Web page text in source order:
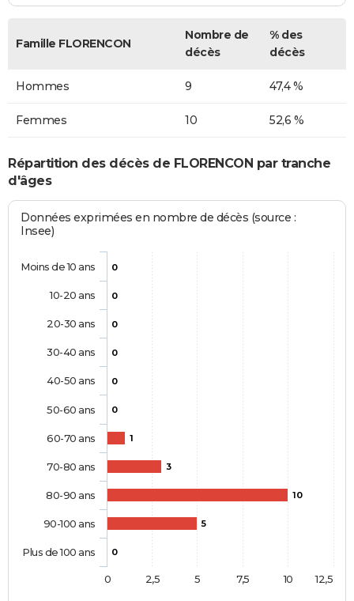
Famille FLORENCON
Nombre de
décès
% des
décès
Hommes 9 47,4 %
Femmes 10 52,6 %
Répartition des décès de FLORENCON par tranche
d'âges
Données exprimées en nombre de décès (source :
Insee)
0
0
0
0
0
0
1
3
10
5
0
Moins de 10 ans
10-20 ans
20-30 ans
30-40 ans
40-50 ans
50-60 ans
60-70 ans
70-80 ans
80-90 ans
90-100 ans
Plus de 100 ans
0 10
2,5 5 7,5 12,5